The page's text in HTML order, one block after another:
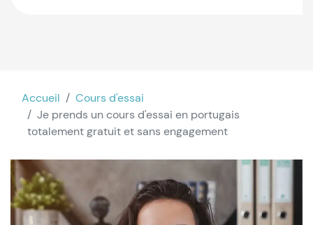
Accueil
Cours d'essai
Je prends uncours d'essai en portugais
totalementgratuitet sans engagement